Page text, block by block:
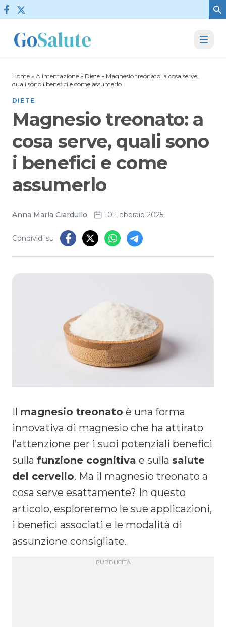
Vai al contenuto
Home » Alimentazione » Diete » Magnesio treonato: a cosa serve,
quali sono i benefici e come assumerlo
DIETE
Magnesio treonato: a
cosa serve, quali sono
i benefici e come
assumerlo
Anna Maria Ciardullo 10 Febbraio 2025
Condividi su
Il magnesio treonato è una forma
innovativa di magnesio che ha attirato
l’attenzione per i suoi potenziali benefici
sulla funzione cognitiva e sulla salute
del cervello. Ma il magnesio treonato a
cosa serve esattamente? In questo
articolo, esploreremo le sue applicazioni,
i benefici associati e le modalità di
assunzione consigliate.